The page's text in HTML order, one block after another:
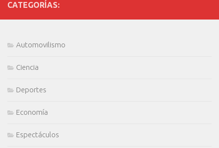
CATEGORÍAS:
Automovilismo
Ciencia
Deportes
Economía
Espectáculos